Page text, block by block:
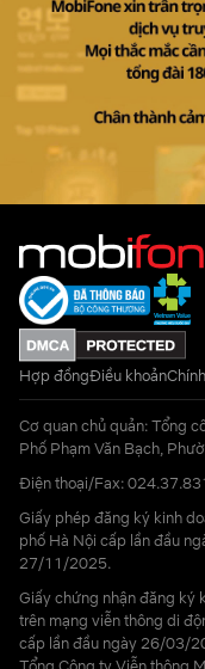
Hợp đồngĐiều khoản
Cơ quan chủ quản: Tổng
Phố Phạm Văn Bạch,
Điện thoại/Fax:
Giấy phép đăng ký kinh
phố Hà Nội cấp lần đầu
27/11/2025.
Giấy chứng nhận đăng ký
trên mạng viễn thông di
cấp lần đầu ngày 26/03/